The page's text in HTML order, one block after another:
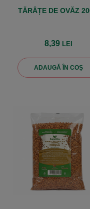
TĂRÂȚE DE OVĂZ
8,39 LEI
ADAUGĂ ÎN COȘ